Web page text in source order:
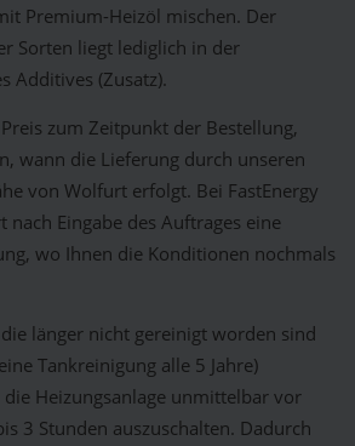
Premium-Heizöl mischen. Der
Sorten liegt lediglich in der
Additives (Zusatz).
zum Zeitpunkt der Bestellung,
wann die Lieferung durch unseren
von Wolfurt erfolgt. Bei FastEnergy
nach Eingabe des Auftrages eine
wo Ihnen die Konditionen nochmals
länger nicht gereinigt worden sind
Tankreinigung alle 5 Jahre)
Heizungsanlage unmittelbar vor
3 Stunden auszuschalten. Dadurch